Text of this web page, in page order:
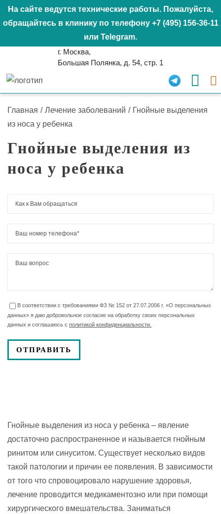
На сайте ведутся технические работы. Пожалуйста,
обращайтесь в клинику по телефону +7 (495) 156-36-11
или Telegram.
г. Москва,
Большая Полянка, д. 54, стр. 1
Главная / Лечение заболеваний / Гнойные выделения
из носа у ребенка
Гнойные выделения из
носа у ребенка
В соответствии с требованиями ФЗ № 152 от 27.07.2006 г. «О персональных
данных» я даю добровольное согласие на обработку своих персональных
данных и соглашаюсь с политикой конфиденциальности.
Гнойные выделения из носа у ребенка – явление
достаточно распространенное и называется гнойным
ринитом или синуситом. Существует несколько видов
такой патологии и причин ее появления. В зависимости
от того что спровоцировало нарушение здоровья,
лечение проводится медикаментозно или при помощи
хирургического вмешательства. Заниматься